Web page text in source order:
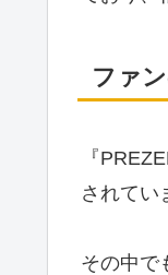
ファ
『
されてい
その中で